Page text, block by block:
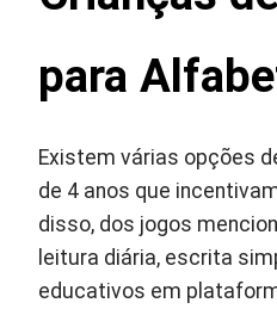
para
Existem várias opções
de 4 anos que
disso, dos jogos
leitura diária, escrita
educativos em